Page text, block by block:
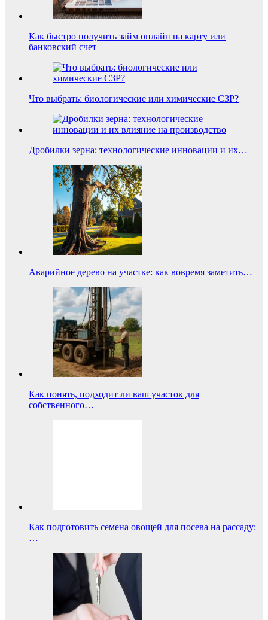
Как быстро получить займ онлайн на карту или
банковский счет
Что выбрать: биологические или химические СЗР?
Дробилки зерна: технологические инновации и их…
Аварийное дерево на участке: как вовремя заметить…
Как понять, подходит ли ваш участок для
собственного…
Как подготовить семена овощей для посева на рассаду:
…